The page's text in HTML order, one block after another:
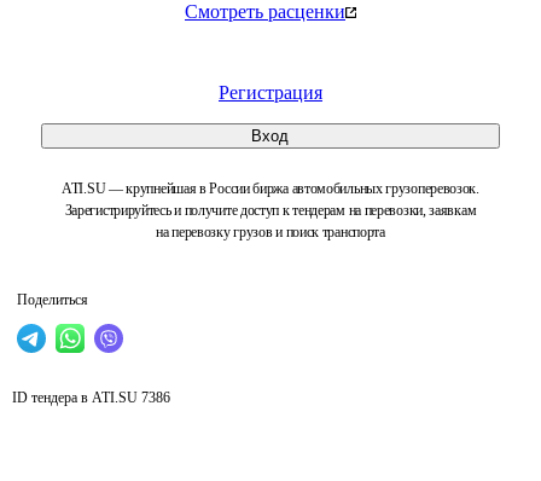
Смотреть расценки
Регистрация
Вход
ATI.SU — крупнейшая в России биржа автомобильных грузоперевозок.
Зарегистрируйтесь и получите доступ к тендерам на перевозки, заявкам
на перевозку грузов и поиск транспорта
Поделиться
ID тендера в ATI.SU 7386